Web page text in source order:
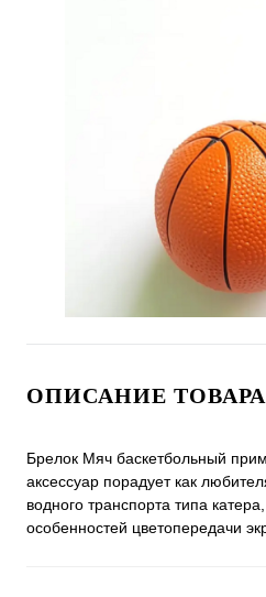
ОПИСАНИЕ ТОВАРА
Брелок Мяч баскетбольный
аксессуар порадует как
водного транспорта типа
особенностей цветопередачи